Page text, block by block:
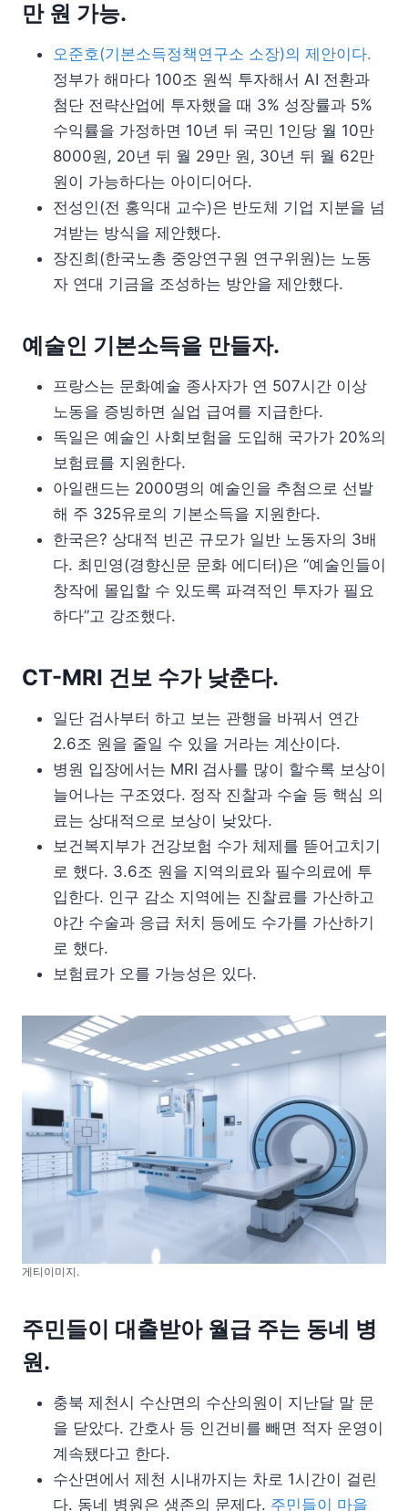
만 원 가능.
오준호(기본소득정책연구소 소장)의 제안이다.
정부가 해마다 100조 원씩 투자해서 AI 전환과
첨단 전략산업에 투자했을 때 3% 성장률과 5%
수익률을 가정하면 10년 뒤 국민 1인당 월 10만
8000원, 20년 뒤 월 29만 원, 30년 뒤 월 62만
원이 가능하다는 아이디어다.
전성인(전 홍익대 교수)은 반도체 기업 지분을 넘
겨받는 방식을 제안했다.
장진희(한국노총 중앙연구원 연구위원)는 노동
자 연대 기금을 조성하는 방안을 제안했다.
예술인 기본소득을 만들자.
프랑스는 문화예술 종사자가 연 507시간 이상
노동을 증빙하면 실업 급여를 지급한다.
독일은 예술인 사회보험을 도입해 국가가 20%의
보험료를 지원한다.
아일랜드는 2000명의 예술인을 추첨으로 선발
해 주 325유로의 기본소득을 지원한다.
한국은? 상대적 빈곤 규모가 일반 노동자의 3배
다. 최민영(경향신문 문화 에디터)은 “예술인들이
창작에 몰입할 수 있도록 파격적인 투자가 필요
하다”고 강조했다.
CT-MRI 건보 수가 낮춘다.
일단 검사부터 하고 보는 관행을 바꿔서 연간
2.6조 원을 줄일 수 있을 거라는 계산이다.
병원 입장에서는 MRI 검사를 많이 할수록 보상이
늘어나는 구조였다. 정작 진찰과 수술 등 핵심 의
료는 상대적으로 보상이 낮았다.
보건복지부가 건강보험 수가 체제를 뜯어고치기
로 했다. 3.6조 원을 지역의료와 필수의료에 투
입한다. 인구 감소 지역에는 진찰료를 가산하고
야간 수술과 응급 처치 등에도 수가를 가산하기
로 했다.
보험료가 오를 가능성은 있다.
게티이미지.
주민들이 대출받아 월급 주는 동네 병
원.
충북 제천시 수산면의 수산의원이 지난달 말 문
을 닫았다. 간호사 등 인건비를 빼면 적자 운영이
계속됐다고 한다.
수산면에서 제천 시내까지는 차로 1시간이 걸린
다. 동네 병원은 생존의 문제다. 주민들이 마을